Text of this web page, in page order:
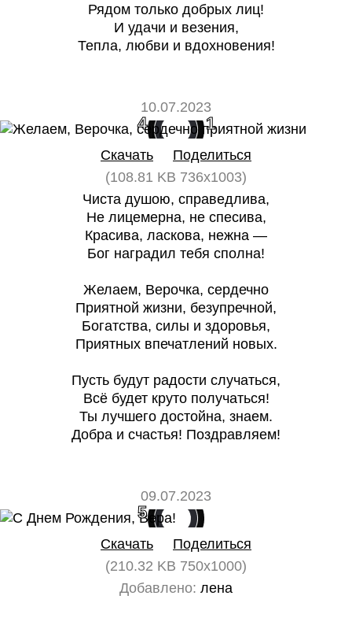
Рядом только добрых лиц!
И удачи и везения,
Тепла, любви и вдохновения!
10.07.2023
4 1
Скачать
Поделиться
(108.81 KB 736x1003)
Чиста душою, справедлива,
Не лицемерна, не спесива,
Красива, ласкова, нежна —
Бог наградил тебя сполна!
Желаем, Верочка, сердечно
Приятной жизни, безупречной,
Богатства, силы и здоровья,
Приятных впечатлений новых.
Пусть будут радости случаться,
Всё будет круто получаться!
Ты лучшего достойна, знаем.
Добра и счастья! Поздравляем!
09.07.2023
5
Скачать
Поделиться
(210.32 KB 750x1000)
Добавлено: лена